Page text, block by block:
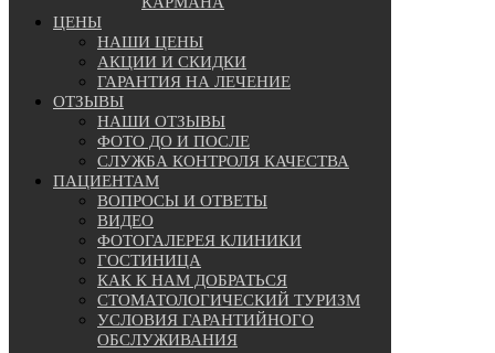
ЦЕНЫ
НАШИ ЦЕНЫ
АКЦИИ И СКИДКИ
ГАРАНТИЯ НА ЛЕЧЕНИЕ
ОТЗЫВЫ
НАШИ ОТЗЫВЫ
ФОТО ДО И ПОСЛЕ
СЛУЖБА КОНТРОЛЯ КАЧЕСТВА
ПАЦИЕНТАМ
ВОПРОСЫ И ОТВЕТЫ
ВИДЕО
ФОТОГАЛЕРЕЯ КЛИНИКИ
ГОСТИНИЦА
КАК К НАМ ДОБРАТЬСЯ
СТОМАТОЛОГИЧЕСКИЙ ТУРИЗМ
УСЛОВИЯ ГАРАНТИЙНОГО
ОБСЛУЖИВАНИЯ